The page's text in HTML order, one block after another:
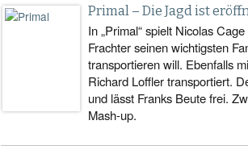
Primal – Die Jagd ist
In „Primal“ spielt Nicolas
Frachter seinen wichtigsten
transportieren will. Ebenfalls
Richard Loffler transportiert.
und lässt Franks Beute frei.
Mash-up.